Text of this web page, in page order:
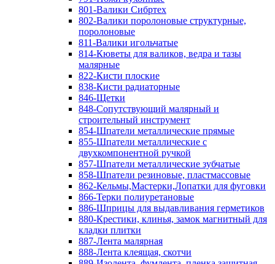
801-Валики Сибртех
802-Валики поролоновые структурные,
поролоновые
811-Валики игольчатые
814-Кюветы для валиков, ведра и тазы
малярные
822-Кисти плоские
838-Кисти радиаторные
846-Щетки
848-Сопутствующий малярный и
строительный инструмент
854-Шпатели металлические прямые
855-Шпатели металлические с
двухкомпонентной ручкой
857-Шпатели металлические зубчатые
858-Шпатели резиновые, пластмассовые
862-Кельмы,Мастерки,Лопатки для фуговки
866-Терки полиуретановые
886-Шприцы для выдавливания герметиков
880-Крестики, клинья, замок магнитный для
кладки плитки
887-Лента малярная
888-Лента клеящая, скотчи